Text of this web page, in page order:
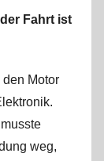
Fahrt ist
Motor
weg,